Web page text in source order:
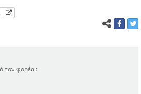
τον φορέα :